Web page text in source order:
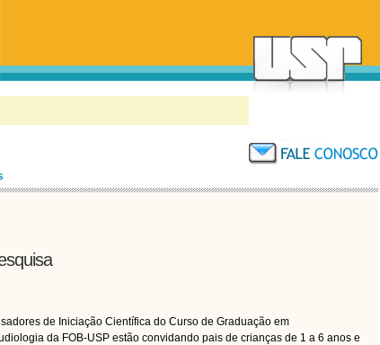
de Iniciação Científica do Curso de Graduação em
da FOB-USP estão convidando pais de crianças de 1 a 6 anos e